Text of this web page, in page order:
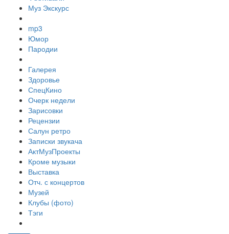
Муз Экскурс
mp3
Юмор
Пародии
Галерея
Здоровье
СпецКино
Очерк недели
Зарисовки
Рецензии
Салун ретро
Записки звукача
АктМузПроекты
Кроме музыки
Выставка
Отч. с концертов
Музей
Клубы (фото)
Тэги